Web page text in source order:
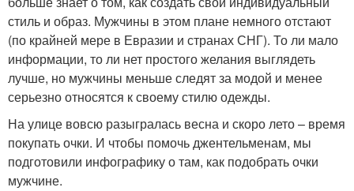
стиль и образ. Мужчины в этом плане немного отстают
(по крайней мере в Евразии и странах СНГ). То ли мало
информации, то ли нет простого желания выглядеть
лучше, но мужчины меньше следят за модой и менее
серьезно относятся к своему стилю одежды.
На улице вовсю разыгралась весна и скоро лето – время
покупать очки. И чтобы помочь джентельменам, мы
подготовили инфографику о там, как подобрать очки
мужчине.